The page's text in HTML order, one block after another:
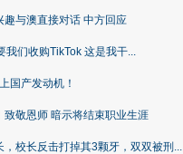
与澳直接对话 中方回应
我们收购TikTok 这是我干...
国产发动机！
敬恩师 暗示将结束职业生涯
校长反击打掉其3颗牙，双双被刑...